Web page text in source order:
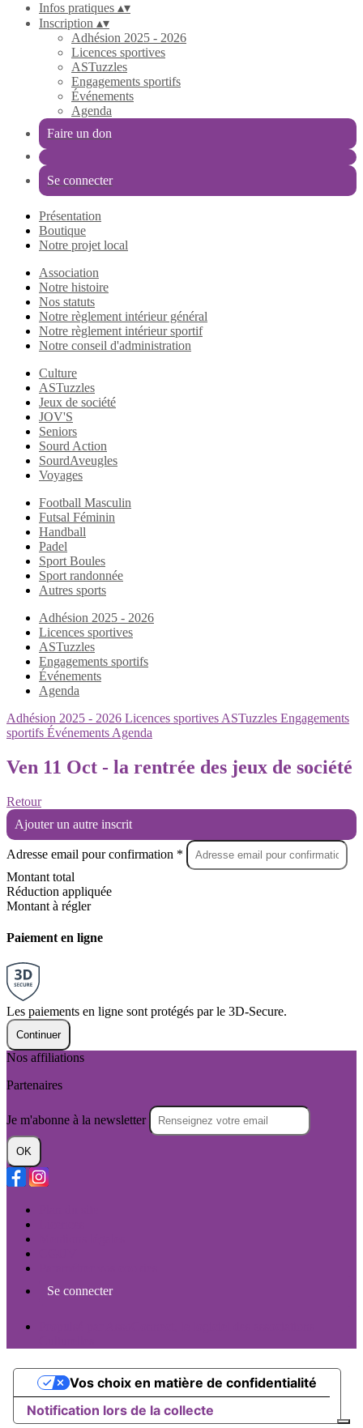
Infos pratiques ▴▾
Inscription ▴▾
Adhésion 2025 - 2026
Licences sportives
ASTuzzles
Engagements sportifs
Événements
Agenda
Faire un don
Se connecter
Présentation
Boutique
Notre projet local
Association
Notre histoire
Nos statuts
Notre règlement intérieur général
Notre règlement intérieur sportif
Notre conseil d'administration
Culture
ASTuzzles
Jeux de société
JOV'S
Seniors
Sourd Action
SourdAveugles
Voyages
Football Masculin
Futsal Féminin
Handball
Padel
Sport Boules
Sport randonnée
Autres sports
Adhésion 2025 - 2026
Licences sportives
ASTuzzles
Engagements sportifs
Événements
Agenda
Adhésion 2025 - 2026 Licences sportives ASTuzzles Engagements
sportifs Événements Agenda
Ven 11 Oct - la rentrée des jeux de société
Retour
Ajouter un autre inscrit
Adresse email pour confirmation *
Montant total
Réduction appliquée
Montant à régler
Paiement en ligne
Les paiements en ligne sont protégés par le 3D-Secure.
Continuer
Nos affiliations
Partenaires
Je m'abonne à la newsletter
OK
Se connecter
Notification lors de la collecte
Vos choix en matière de confidentialité